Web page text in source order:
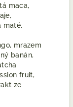
maca,
maté,
mrazem
banán,
fruit,
ze